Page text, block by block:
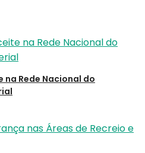
Rede Nacional do